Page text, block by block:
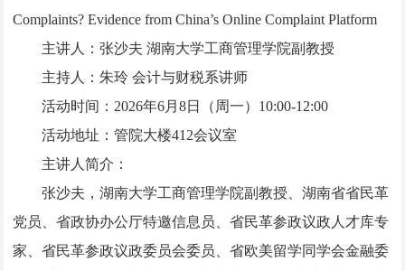
Complaints? Evidence from China’s Online Complaint Platform
主讲人：张沙夫 湖南大学工商管理学院副教授
主持人：朱玲 会计与财税系讲师
活动时间：2026年6月8日（周一）10:00-12:00
活动地址：管院大楼412会议室
主讲人简介：
张沙夫，湖南大学工商管理学院副教授、湖南省省民革
党员、省政协办公厅特邀信息员、省民革参政议政人才库专
家、省民革参政议政委员会委员、省欧美留学同学会金融委